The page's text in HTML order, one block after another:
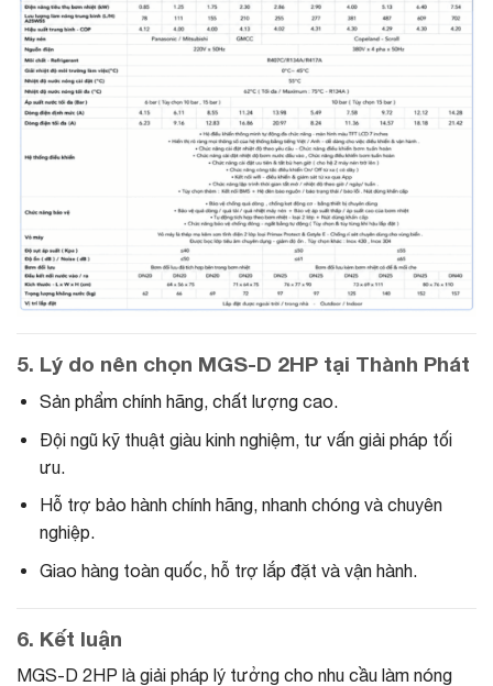
5. Lý do nên chọn MGS-D 2HP tại Thành Phát
Sản phẩm chính hãng, chất lượng cao.
Đội ngũ kỹ thuật giàu kinh nghiệm, tư vấn giải pháp tối
ưu.
Hỗ trợ bảo hành chính hãng, nhanh chóng và chuyên
nghiệp.
Giao hàng toàn quốc, hỗ trợ lắp đặt và vận hành.
6. Kết luận
MGS-D 2HP là giải pháp lý tưởng cho nhu cầu làm nóng